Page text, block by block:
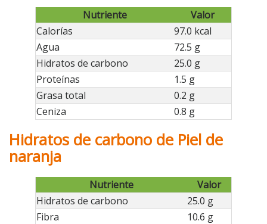
Nutriente
Valor
Calorías
97.0 kcal
Agua
72.5 g
Hidratos de carbono
25.0 g
Proteínas
1.5 g
Grasa total
0.2 g
Ceniza
0.8 g
Hidratos de carbono de Piel de
naranja
Nutriente
Valor
Hidratos de carbono
25.0 g
Fibra
10.6 g